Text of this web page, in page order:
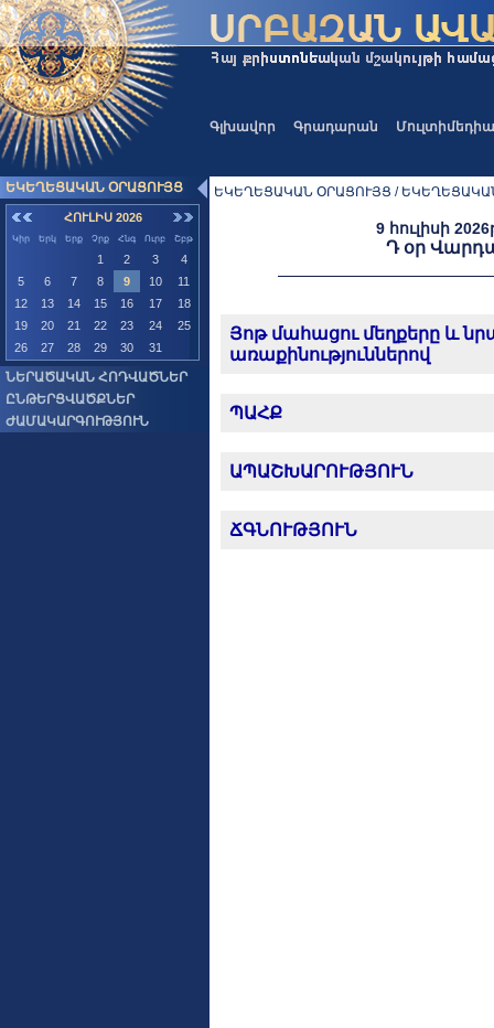
Գլխավոր Գրադարան Մուլտիմեդիա
ԵԿԵՂԵՑԱԿԱՆ ՕՐԱՑՈՒՅՑ
ՀՈՒԼԻՍ 2026
Կիր Երկ Երք Չրք Հնգ Ուրբ Շբթ
1 2 3
4
5
6 7 8 9 10
11
12
13 14 15 16 17
18
19
20 21 22 23 24
25
26
27 28 29 30 31
ՆԵՐԱԾԱԿԱՆ ՀՈԴՎԱԾՆԵՐ
ԸՆԹԵՐՑՎԱԾՔՆԵՐ
ԺԱՄԱԿԱՐԳՈՒԹՅՈՒՆ
ԵԿԵՂԵՑԱԿԱՆ ՕՐԱՑՈՒՅՑ /
9 հուլիսի
Դ օր
Յոթ մահացու մեղքերը և
առաքինություններով
ՊԱՀՔ
ԱՊԱՇԽԱՐՈՒԹՅՈՒՆ
ՃԳՆՈՒԹՅՈՒՆ